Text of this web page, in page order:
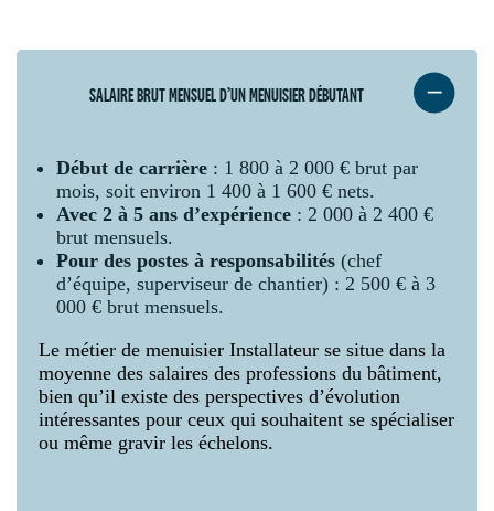
SALAIRE BRUT MENSUEL D’UN MENUISIER DÉBUTANT
Début de carrière : 1 800 à 2 000 € brut par
mois, soit environ 1 400 à 1 600 € nets.
Avec 2 à 5 ans d’expérience : 2 000 à 2 400 €
brut mensuels.
Pour des postes à responsabilités (chef
d’équipe, superviseur de chantier) : 2 500 € à 3
000 € brut mensuels.
Le métier de menuisier Installateur se situe dans la
moyenne des salaires des professions du bâtiment,
bien qu’il existe des perspectives d’évolution
intéressantes pour ceux qui souhaitent se spécialiser
ou même gravir les échelons.